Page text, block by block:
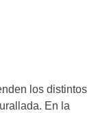
los distintos
En la